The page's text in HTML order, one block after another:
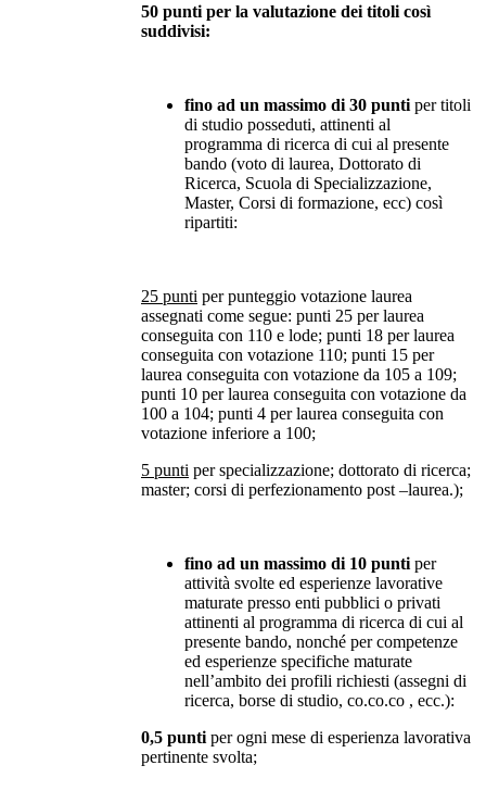
50 punti per la valutazione dei titoli così
suddivisi:
fino ad un massimo di 30 punti per titoli
di studio posseduti, attinenti al
programma di ricerca di cui al presente
bando (voto di laurea, Dottorato di
Ricerca, Scuola di Specializzazione,
Master, Corsi di formazione, ecc) così
ripartiti:
25 punti per punteggio votazione laurea
assegnati come segue: punti 25 per laurea
conseguita con 110 e lode; punti 18 per laurea
conseguita con votazione 110; punti 15 per
laurea conseguita con votazione da 105 a 109;
punti 10 per laurea conseguita con votazione da
100 a 104; punti 4 per laurea conseguita con
votazione inferiore a 100;
5 punti per specializzazione; dottorato di ricerca;
master; corsi di perfezionamento post –laurea.);
fino ad un massimo di 10 punti per
attività svolte ed esperienze lavorative
maturate presso enti pubblici o privati
attinenti al programma di ricerca di cui al
presente bando, nonché per competenze
ed esperienze specifiche maturate
nell’ambito dei profili richiesti (assegni di
ricerca, borse di studio, co.co.co , ecc.):
0,5 punti per ogni mese di esperienza lavorativa
pertinente svolta;